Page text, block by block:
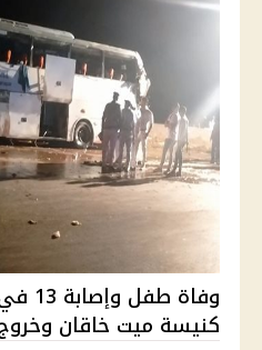
كنيسة ميت خاقان